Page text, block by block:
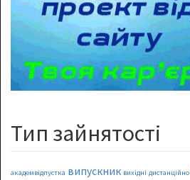
Тип зайнятості
академвідпустка випускник вихідні дистанційно